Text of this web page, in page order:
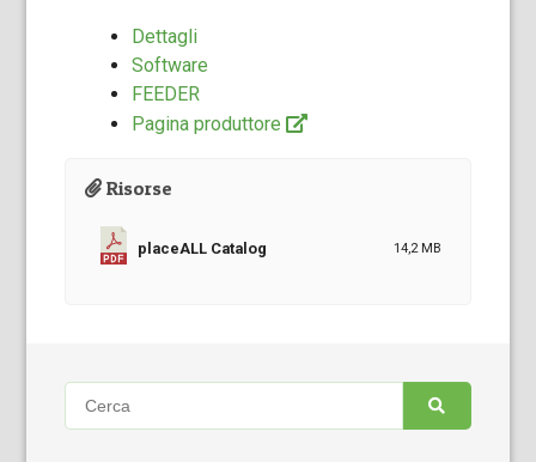
Dettagli
Software
FEEDER
Pagina produttore
Risorse
placeALL Catalog 14,2 MB